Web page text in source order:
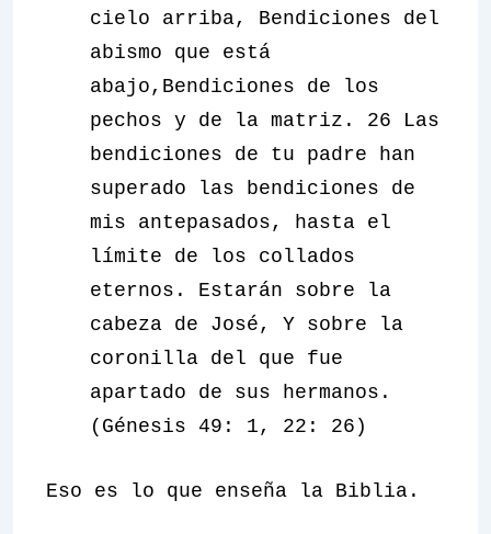
cielo arriba, Bendiciones del
abismo que está
abajo,Bendiciones de los
pechos y de la matriz. 26 Las
bendiciones de tu padre han
superado las bendiciones de
mis antepasados, hasta el
límite de los collados
eternos. Estarán sobre la
cabeza de José, Y sobre la
coronilla del que fue
apartado de sus hermanos.
(Génesis 49: 1, 22: 26)
Eso es lo que enseña la Biblia.